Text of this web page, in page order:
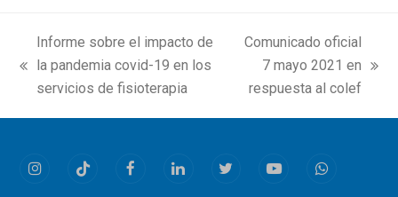
previous
post:
Informe sobre el impacto de
la pandemia covid-19 en los
servicios de fisioterapia
next
post:
Comunicado oficial
7 mayo 2021 en
respuesta al colef
InstagramTiktok FacebookLinkedInTwitterYoutubeWhatsapp